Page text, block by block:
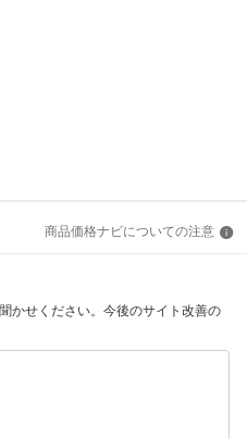
商品価格ナビについての注意
かせください。今後のサイト改善の